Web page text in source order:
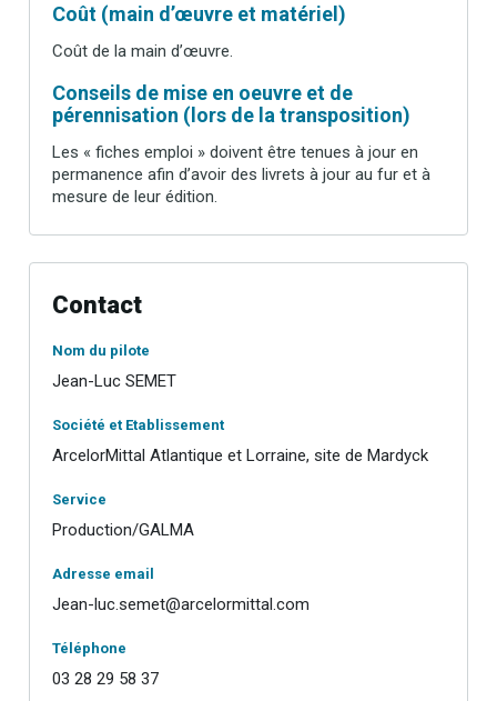
Coût (main d’œuvre et matériel)
Coût de la main d’œuvre.
Conseils de mise en oeuvre et de
pérennisation (lors de la transposition)
Les « fiches emploi » doivent être tenues à jour en
permanence afin d’avoir des livrets à jour au fur et à
mesure de leur édition.
Contact
Nom du pilote
Jean-Luc SEMET
Société et Etablissement
ArcelorMittal Atlantique et Lorraine, site de Mardyck
Service
Production/GALMA
Adresse email
Jean-luc.semet@arcelormittal.com
Téléphone
03 28 29 58 37